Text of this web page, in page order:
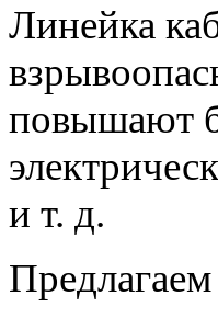
Линейка
повышают
и т. д.